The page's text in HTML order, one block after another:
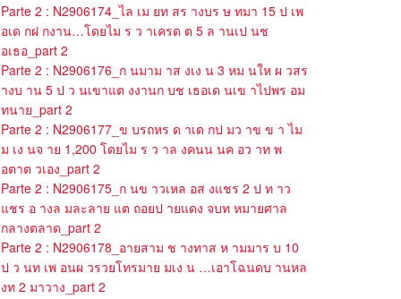
Parte 2 : N2906174_ไล เม ยท สร างบร ษ ทมา 15 ป เพ
อเด กฝ กงาน…โดยไม ร ว าเครด ต 5 ล านเป นช
อเธอ_part 2
Parte 2 : N2906176_ก นมาม าส งเง น 3 หม นให ผ วสร
างบ าน 5 ป ว นเขาแต งงานก บช เธอเด นเข าไปพร อม
ทนาย_part 2
Parte 2 : N2906177_ข บรถหร ด าเด กป มว าข ข า ไม
ม เง นจ าย 1,200 โดยไม ร ว าล งคนน นค อว าท พ
อตาต วเอง_part 2
Parte 2 : N2906175_ก นข าวเหล อส งแชร 2 ป ท าว
แชร อ างล มละลาย แต ถอยป ายแดง จบท หมายศาล
กลางตลาด_part 2
Parte 2 : N2906178_อายสาม ช างทาส ห ามมาร บ 10
ป ว นท เพ อนผ วรวยโทรมาย มเง น …เอาโฉนดบ านหล
งท 2 มาวาง_part 2